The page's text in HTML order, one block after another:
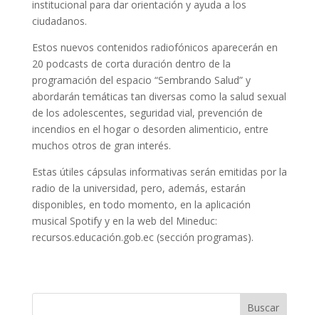
institucional para dar orientación y ayuda a los
ciudadanos.
Estos nuevos contenidos radiofónicos aparecerán en
20 podcasts de corta duración dentro de la
programación del espacio “Sembrando Salud” y
abordarán temáticas tan diversas como la salud sexual
de los adolescentes, seguridad vial, prevención de
incendios en el hogar o desorden alimenticio, entre
muchos otros de gran interés.
Estas útiles cápsulas informativas serán emitidas por la
radio de la universidad, pero, además, estarán
disponibles, en todo momento, en la aplicación
musical Spotify y en la web del Mineduc:
recursos.educación.gob.ec (sección programas).
Buscar